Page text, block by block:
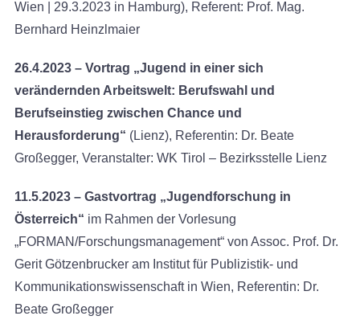
Wien | 29.3.2023 in Hamburg), Referent: Prof. Mag.
Bernhard Heinzlmaier
26.4.2023 – Vortrag „Jugend in einer sich
verändernden Arbeitswelt: Berufswahl und
Berufseinstieg zwischen Chance und
Herausforderung“ (Lienz), Referentin: Dr. Beate
Großegger, Veranstalter: WK Tirol – Bezirksstelle Lienz
11.5.2023 – Gastvortrag „Jugendforschung in
Österreich“ im Rahmen der Vorlesung
„FORMAN/Forschungsmanagement“ von Assoc. Prof. Dr.
Gerit Götzenbrucker am Institut für Publizistik- und
Kommunikationswissenschaft in Wien, Referentin: Dr.
Beate Großegger